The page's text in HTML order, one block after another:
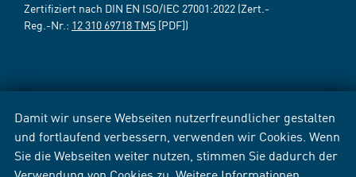
Damit wir unsere Webseiten nutzerfreundlicher gestalten
und fortlaufend verbessern, verwenden wir Cookies. Wenn
Sie die Webseiten weiter nutzen, stimmen Sie dadurch der
Zertifiziert nach DIN EN ISO/IEC 27001:2022 (Zert.-
Reg.-Nr.: 12 310 69718 TMS [PDF])